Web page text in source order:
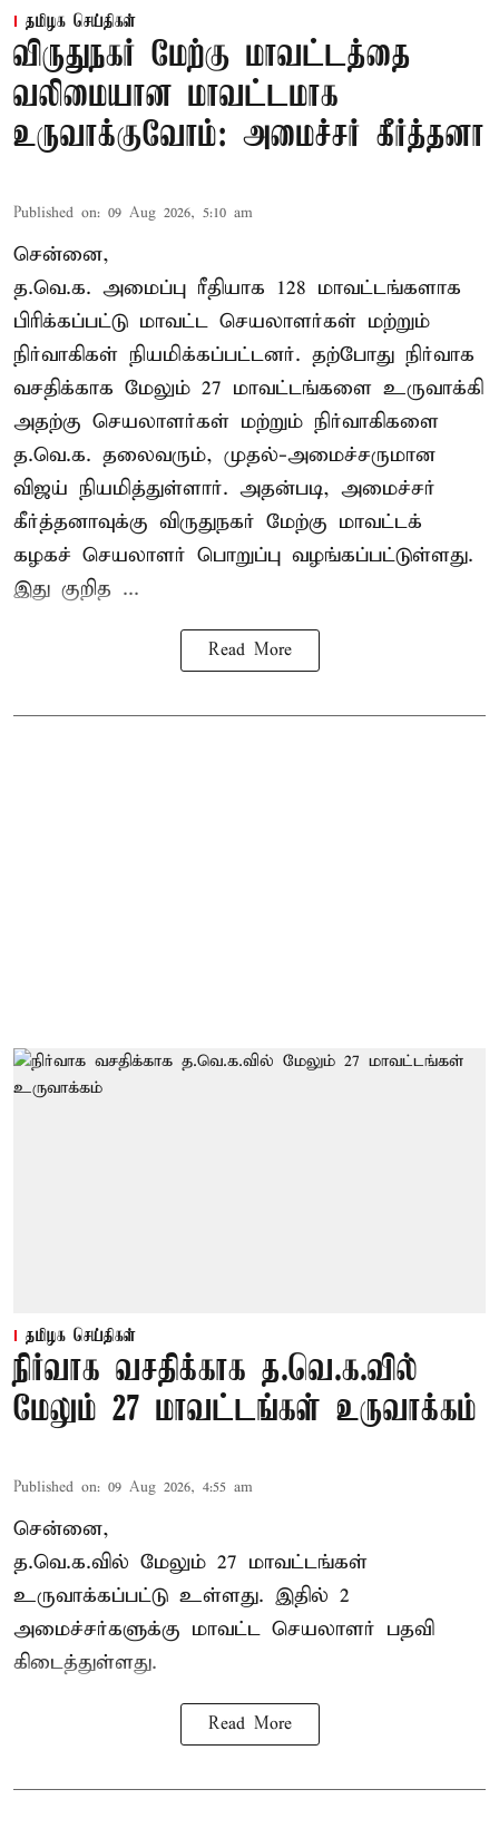
தமிழக செய்திகள்
விருதுநகர் மேற்கு மாவட்டத்தை
வலிமையான மாவட்டமாக
உருவாக்குவோம்: அமைச்சர் கீர்த்தனா
Published on: 09 Aug 2026, 5:10 am
சென்னை,
த.வெ.க. அமைப்பு ரீதியாக 128 மாவட்டங்களாக
பிரிக்கப்பட்டு மாவட்ட செயலாளர்கள் மற்றும்
நிர்வாகிகள் நியமிக்கப்பட்டனர். தற்போது நிர்வாக
வசதிக்காக மேலும் 27 மாவட்டங்களை உருவாக்கி
அதற்கு செயலாளர்கள் மற்றும் நிர்வாகிகளை
த.வெ.க. தலைவரும், முதல்-அமைச்சருமான
விஜய் நியமித்துள்ளார். அதன்படி, அமைச்சர்
கீர்த்தனாவுக்கு விருதுநகர் மேற்கு மாவட்டக்
கழகச் செயலாளர் பொறுப்பு வழங்கப்பட்டுள்ளது.
இது குறித ...
Read More
தமிழக செய்திகள்
நிர்வாக வசதிக்காக த.வெ.க.வில்
மேலும் 27 மாவட்டங்கள் உருவாக்கம்
Published on: 09 Aug 2026, 4:55 am
சென்னை,
த.வெ.க.வில் மேலும் 27 மாவட்டங்கள்
உருவாக்கப்பட்டு உள்ளது. இதில் 2
அமைச்சர்களுக்கு மாவட்ட செயலாளர் பதவி
கிடைத்துள்ளது.
Read More